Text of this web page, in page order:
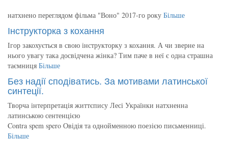
натхнено переглядом фільма "Воно" 2017-го року Більше
Інструкторка з кохання
Ігор закохується в свою інструкторку з кохання. А чи зверне на
нього увагу така досвідчена жінка? Тим паче в неї є одна страшна
таємниця Більше
Без надії сподіватись. За мотивами латинської
синтеції.
Творча інтерпретація життєпису Лесі Українки натхненна
латинською сентенцією
Contra spem spero Овідія та однойменною поезією письменниці.
Більше